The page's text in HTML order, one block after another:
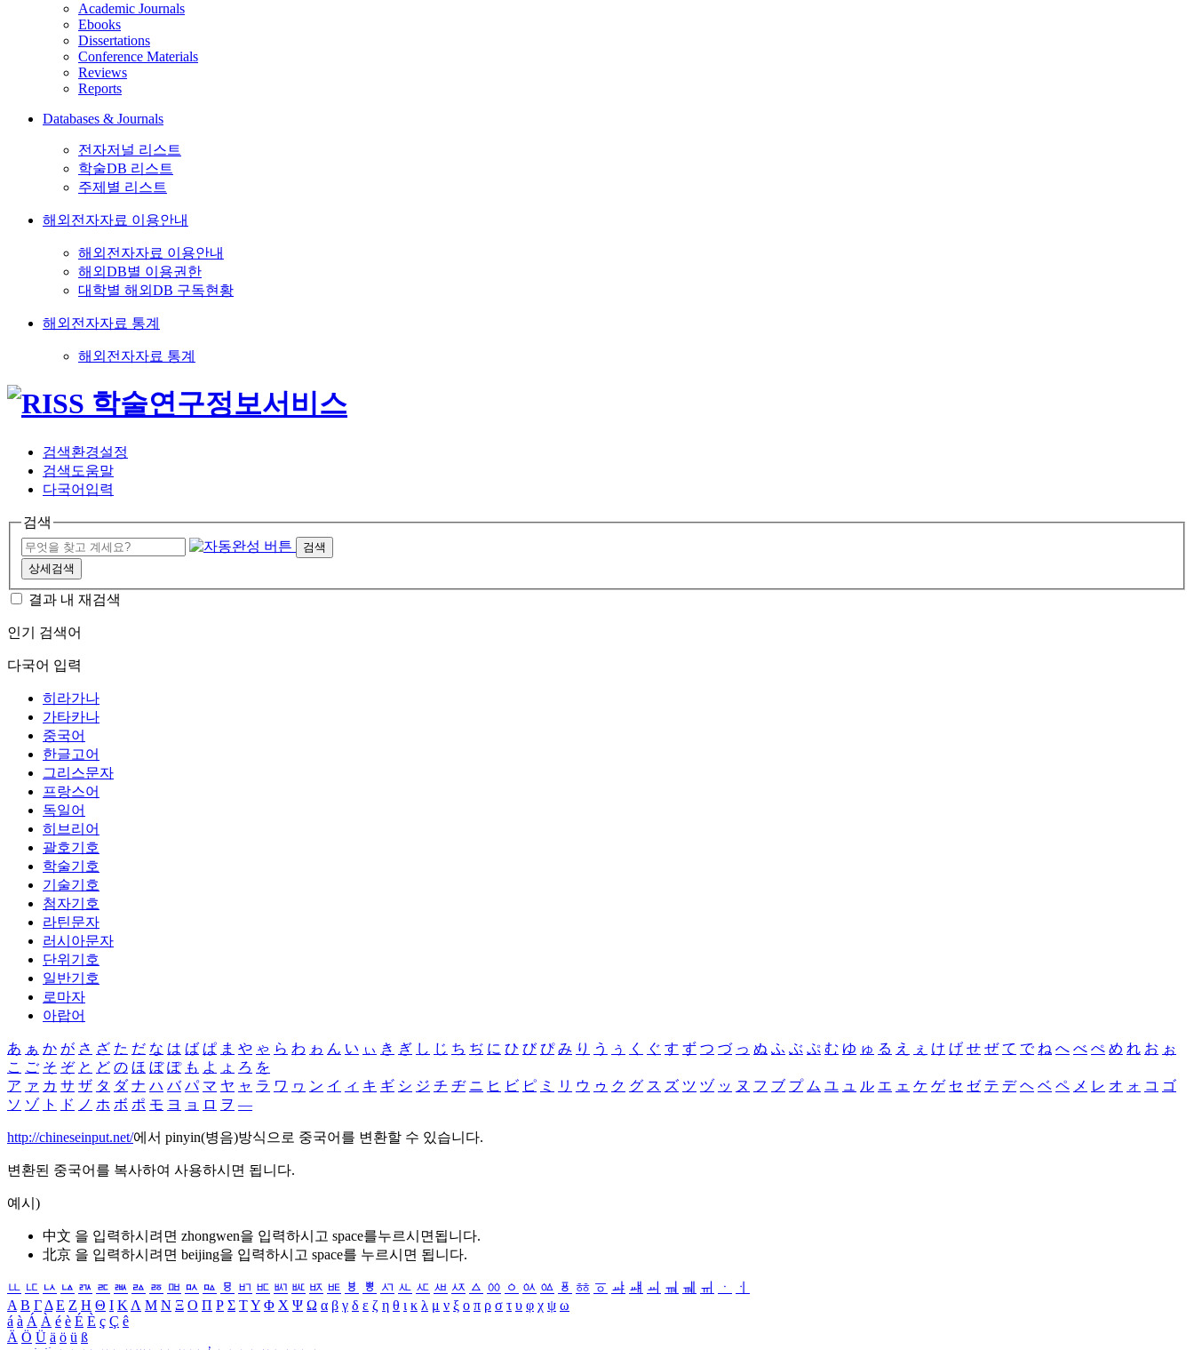
Academic Journals
Ebooks
Dissertations
Conference Materials
Reviews
Reports
Databases & Journals
전자저널 리스트
학술DB 리스트
주제별 리스트
해외전자자료 이용안내
해외전자자료 이용안내
해외DB별 이용권한
대학별 해외DB 구독현황
해외전자자료 통계
해외전자자료 통계
검색환경설정
검색도움말
다국어입력
검색
검색
상세검색
결과 내 재검색
인기 검색어
다국어 입력
히라가나
가타카나
중국어
한글고어
그리스문자
프랑스어
독일어
히브리어
괄호기호
학술기호
기술기호
첨자기호
라틴문자
러시아문자
단위기호
일반기호
로마자
아랍어
あ ぁ か が さ ざ た だ な は ば ぱ ま や ゃ ら わ ゎ ん い ぃ き ぎ し じ ち ぢ に ひ び ぴ み り う ぅ く ぐ す ず つ づ っ ぬ ふ ぶ ぷ む ゆ ゅ る え ぇ け げ せ ぜ て で ね へ べ ぺ め れ お ぉ
こ ご そ ぞ と ど の ほ ぼ ぽ も よ ょ ろ を
ア ァ カ サ ザ タ ダ ナ ハ バ パ マ ヤ ャ ラ ワ ヮ ン イ ィ キ ギ シ ジ チ ヂ ニ ヒ ビ ピ ミ リ ウ ゥ ク グ ス ズ ツ ヅ ッ ヌ フ ブ プ ム ユ ュ ル エ ェ ケ ゲ セ ゼ テ デ ヘ ベ ペ メ レ オ ォ コ ゴ
ソ ゾ ト ド ノ ホ ボ ポ モ ヨ ョ ロ ヲ ―
http://chineseinput.net/에서 pinyin(병음)방식으로 중국어를 변환할 수 있습니다.
변환된 중국어를 복사하여 사용하시면 됩니다.
예시)
中文 을 입력하시려면 zhongwen을 입력하시고 space를누르시면됩니다.
北京 을 입력하시려면 beijing을 입력하시고 space를 누르시면 됩니다.
ㅥ ㅦ ㅧ ㅨ ㅩ ㅪ ㅫ ㅬ ㅭ ㅮ ㅯ ㅰ ㅱ ㅲ ㅳ ㅴ ㅵ ㅶ ㅷ ㅸ ㅹ ㅺ ㅻ ㅼ ㅽ ㅾ ㅿ ㆀ ㆁ ㆂ ㆃ ㆄ ㆅ ㆆ ㆇ ㆈ ㆉ ㆊ ㆋ ㆌ ㆍ
ㆎ
Α Β ΓΔ Ε Ζ Η Θ Ι ΚΛ Μ Ν Ξ Ο Π Ρ Σ ΤΥ Φ Χ Ψ Ω α β γ δ ε ζ η θ ι κ λ μ ν ξ ο π ρ σ τ υ φ χ ψ ω
á à Á À é è É È ç Ç ê
Ä Ö Ü ä ö ü ß